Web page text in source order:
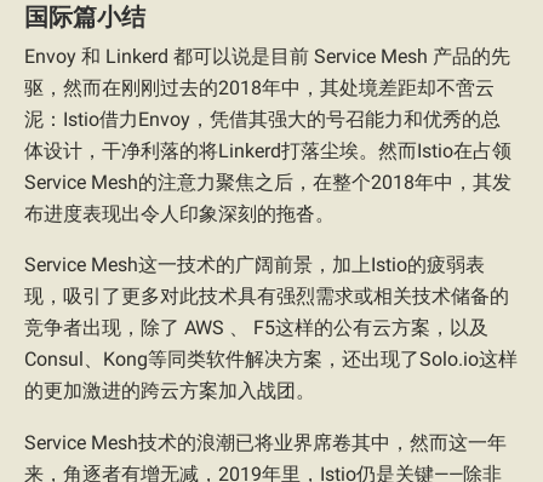
国际篇小结
Envoy 和 Linkerd 都可以说是目前 Service Mesh 产品的先
驱，然而在刚刚过去的2018年中，其处境差距却不啻云
泥：Istio借力Envoy，凭借其强大的号召能力和优秀的总
体设计，干净利落的将Linkerd打落尘埃。然而Istio在占领
Service Mesh的注意力聚焦之后，在整个2018年中，其发
布进度表现出令人印象深刻的拖沓。
Service Mesh这一技术的广阔前景，加上Istio的疲弱表
现，吸引了更多对此技术具有强烈需求或相关技术储备的
竞争者出现，除了 AWS 、 F5这样的公有云方案，以及
Consul、Kong等同类软件解决方案，还出现了Solo.io这样
的更加激进的跨云方案加入战团。
Service Mesh技术的浪潮已将业界席卷其中，然而这一年
来，角逐者有增无减，2019年里，Istio仍是关键——除非